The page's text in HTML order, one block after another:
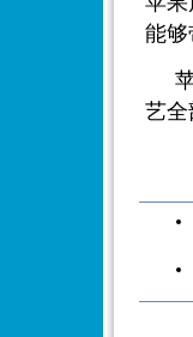
能够
艺全